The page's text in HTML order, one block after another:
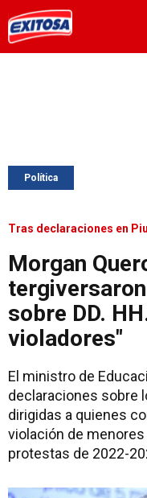
Política
Tras declaraciones en
Morgan
sobre DD.
violadores"
El ministro de
declaraciones sobre
dirigidas a quienes
violación de
protestas de 2022-